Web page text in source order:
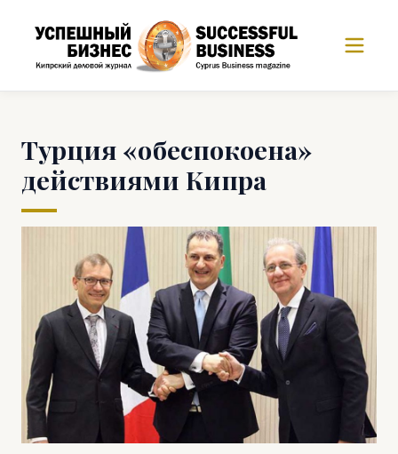
Турция «обеспокоена»
действиями Кипра